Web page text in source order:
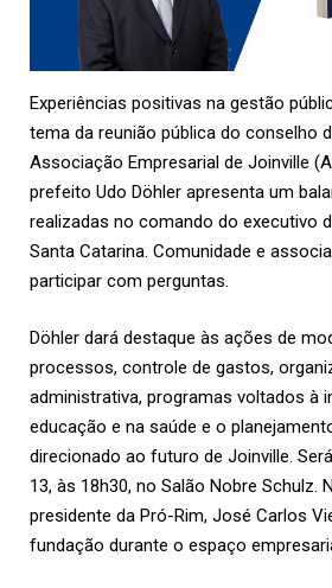
Experiências positivas na gestão
tema da reunião pública do conselho
Associação Empresarial de Joinville (
prefeito Udo Döhler apresenta um
realizadas no comando do executivo
Santa Catarina. Comunidade e
participar com perguntas.
Döhler dará destaque às ações de
processos, controle de gastos,
administrativa, programas voltados à
educação e na saúde e o
direcionado ao futuro de Joinville.
13, às 18h30, no Salão Nobre Schulz.
presidente da Pró-Rim, José Carlos
fundação durante o espaço